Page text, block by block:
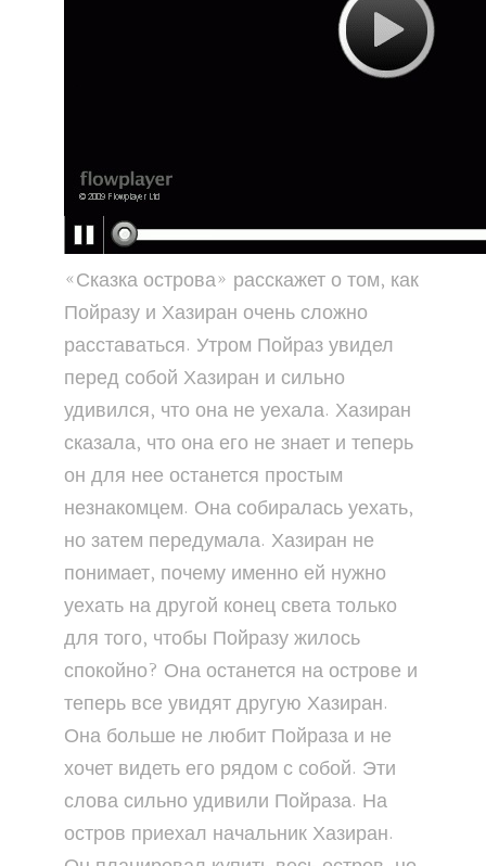
«Сказка острова» расскажет о том, как
Пойразу и Хазиран очень сложно
расставаться. Утром Пойраз увидел
перед собой Хазиран и сильно
удивился, что она не уехала. Хазиран
сказала, что она его не знает и теперь
он для нее останется простым
незнакомцем. Она собиралась уехать,
но затем передумала. Хазиран не
понимает, почему именно ей нужно
уехать на другой конец света только
для того, чтобы Пойразу жилось
спокойно? Она останется на острове и
теперь все увидят другую Хазиран.
Она больше не любит Пойраза и не
хочет видеть его рядом с собой. Эти
слова сильно удивили Пойраза. На
остров приехал начальник Хазиран.